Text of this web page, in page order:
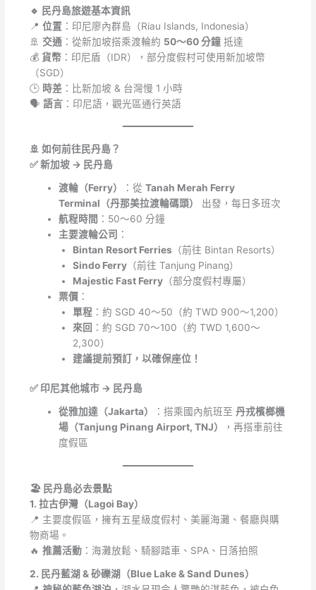
🔹 民丹島旅遊基本資訊
📍 位置 ：印尼廖內群島（Riau Islands, Indonesia）
🚢 交通 ：從新加坡搭乘渡輪約 50～60 分鐘抵達
💰 貨幣：印尼盾（IDR），部分度假村可使用新加坡幣
（SGD）
🕒 時差：比新加坡 & 台灣慢 1 小時
🗣 語言：印尼語，觀光區通行英語
🚢 如何前往民丹島？
✅ 新加坡 → 民丹島
渡輪（Ferry） ：從 Tanah Merah Ferry
Terminal（丹那美拉渡輪碼頭）
出發，每日多班次
航程時間 ：50～60 分鐘
主要渡輪公司 ：
Bintan Resort Ferries （前往 Bintan Resorts）
Sindo Ferry （前往 Tanjung Pinang）
Majestic Fast Ferry （部分度假村專屬）
票價：
單程 ：約 SGD 40～50（約 TWD 900～1,200）
來回 ：約 SGD 70～100（約 TWD 1,600～
2,300）
建議提前預訂，以確保座位！
✅ 印尼其他城市 → 民丹島
從雅加達（Jakarta） ：搭乘國內航班至 丹戎檳榔機
場（Tanjung Pinang Airport, TNJ）
，再搭車前往
度假區
🏖️ 民丹島必去景點
1. 拉古伊灣（Lagoi Bay）
📍 主要度假區，擁有五星級度假村、美麗海灘、餐廳與購
物商場。
🔥 推薦活動：海灘放鬆、騎腳踏車、SPA、日落拍照
2. 民丹藍湖 & 砂礫湖（Blue Lake & Sand Dunes）